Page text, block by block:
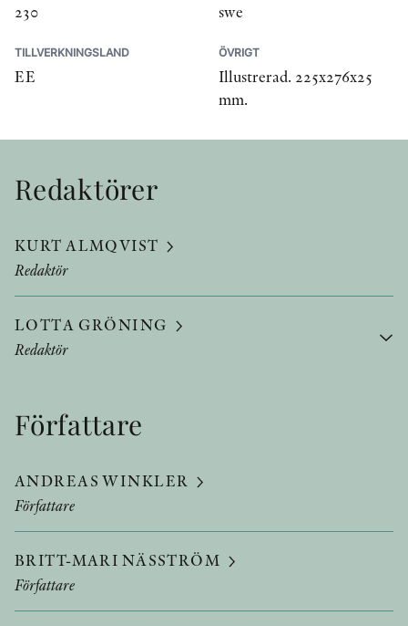
230 swe
TILLVERKNINGSLAND
EE
ÖVRIGT
Illustrerad. 225x276x25
mm.
Redaktörer
KURT ALMQVIST
Redaktör
LOTTA GRÖNING
Redaktör
Författare
ANDREAS WINKLER
Författare
BRITT-MARI NÄSSTRÖM
Författare